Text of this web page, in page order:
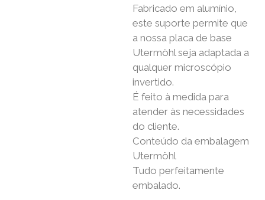
Fabricado em alumínio,
este suporte permite que
a nossa placa de base
Utermöhl seja adaptada a
qualquer microscópio
invertido.
É feito à medida para
atender às necessidades
do cliente.
Conteúdo da embalagem
Utermöhl
Tudo perfeitamente
embalado.